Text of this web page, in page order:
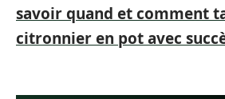
savoir quand et comment
citronnier en pot avec